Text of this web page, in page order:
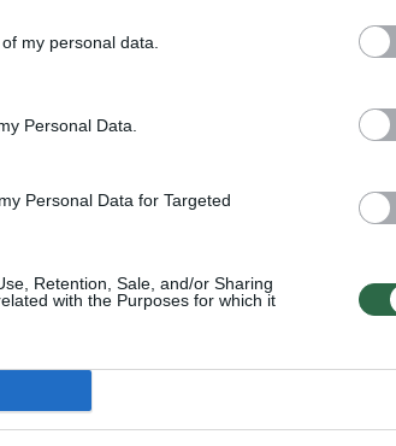
my personal data.
Personal Data.
Personal Data for Targeted
Retention, Sale, and/or Sharing
with the Purposes for which it
V.
O. Pikul prabilo apie
verslininku V.
„Nematau ateities su